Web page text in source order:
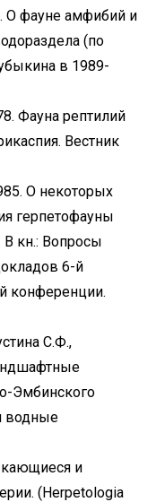
О фауне амфибий и
(по
в 1989-
Фауна рептилий
Вестник
О некоторых
герпетофауны
В кн.: Вопросы
6-й
конференции.
С.Ф.,
Эмбинского
водные
и
(Herpetologia